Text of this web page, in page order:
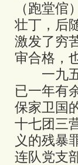
（跑堂
壮丁，后
激发了穷
审合格，
一九五
已一年有
保家卫国
十七团三
义的残暴
连队党支